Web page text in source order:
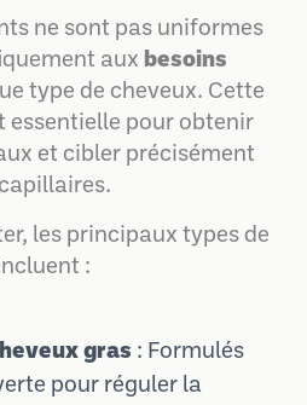
ne sont pas uniformes
aux besoins
type de cheveux. Cette
essentielle pour obtenir
et cibler précisément
les principaux types de
:
gras : Formulés
pour réguler la